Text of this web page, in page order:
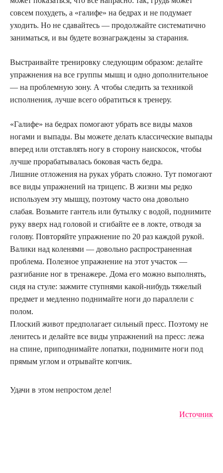
совсем похудеть, а «галифе» на бедрах и не подумает
уходить. Но не сдавайтесь — продолжайте систематично
заниматься, и вы будете вознаграждены за старания.
Выстраивайте тренировку следующим образом: делайте
упражнения на все группы мышц и одно дополнительное
— на проблемную зону. А чтобы следить за техникой
исполнения, лучше всего обратиться к тренеру.
«Галифе» на бедрах помогают убрать все виды махов
ногами и выпады. Вы можете делать классические выпады
вперед или отставлять ногу в сторону наискосок, чтобы
лучше прорабатывалась боковая часть бедра.
Лишние отложения на руках убрать сложно. Тут помогают
все виды упражнений на трицепс. В жизни мы редко
используем эту мышцу, поэтому часто она довольно
слабая. Возьмите гантель или бутылку с водой, поднимите
руку вверх над головой и сгибайте ее в локте, отводя за
голову. Повторяйте упражнение по 20 раз каждой рукой.
Валики над коленями — довольно распространенная
проблема. Полезное упражнение на этот участок —
разгибание ног в тренажере. Дома его можно выполнять,
сидя на стуле: зажмите ступнями какой-нибудь тяжелый
предмет и медленно поднимайте ноги до параллели с
полом.
Плоский живот предполагает сильный пресс. Поэтому не
ленитесь и делайте все виды упражнений на пресс: лежа
на спине, приподнимайте лопатки, поднимите ноги под
прямым углом и отрывайте копчик.
Удачи в этом непростом деле!
Источник